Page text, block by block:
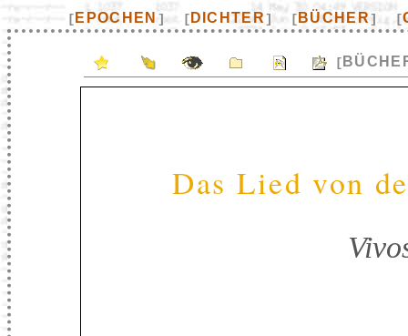
[ EPOCHEN ] [ DICHTER] [ BÜCHER] [
[
Das Lied von